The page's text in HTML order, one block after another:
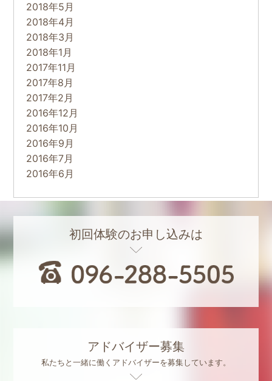
2018年5月
2018年4月
2018年3月
2018年1月
2017年11月
2017年8月
2017年2月
2016年12月
2016年10月
2016年9月
2016年7月
2016年6月
初回体験のお申し込みは
アドバイザー募集
私たちと一緒に働くアドバイザーを募集しています。